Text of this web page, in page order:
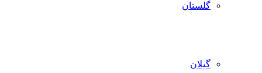
گلستان
گیلان